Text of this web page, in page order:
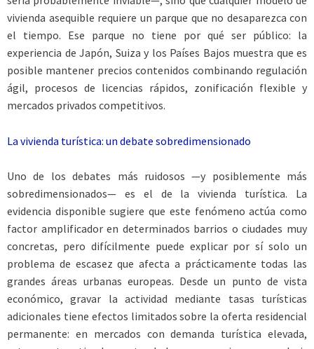
vivienda asequible requiere un parque que no desaparezca con
el tiempo. Ese parque no tiene por qué ser público: la
experiencia de Japón, Suiza y los Países Bajos muestra que es
posible mantener precios contenidos combinando regulación
ágil, procesos de licencias rápidos, zonificación flexible y
mercados privados competitivos.
La vivienda turística: un debate sobredimensionado
Uno de los debates más ruidosos —y posiblemente más
sobredimensionados— es el de la vivienda turística. La
evidencia disponible sugiere que este fenómeno actúa como
factor amplificador en determinados barrios o ciudades muy
concretas, pero difícilmente puede explicar por sí solo un
problema de escasez que afecta a prácticamente todas las
grandes áreas urbanas europeas. Desde un punto de vista
económico, gravar la actividad mediante tasas turísticas
adicionales tiene efectos limitados sobre la oferta residencial
permanente: en mercados con demanda turística elevada,